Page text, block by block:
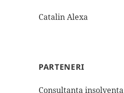
Catalin Alexa
PARTENERI
Consultanta insolventa